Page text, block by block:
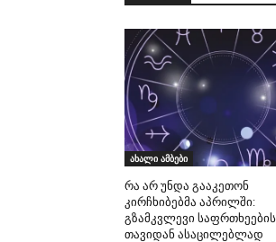
ახალი ამბები
რა არ უნდა გააკეთონ
კირჩხიბებმა აპრილში:
გზამკვლევი საფრთხეების
თავიდან ასაცილებლად